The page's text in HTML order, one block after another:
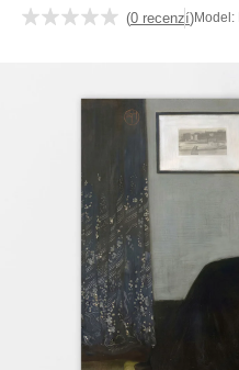
(0 recenzí)Model: